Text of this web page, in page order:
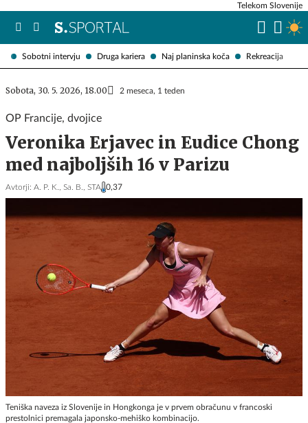
Sobotni intervju Druga kariera Naj planinska koča Rekreacija
Telekom Slovenije
Sobota, 30. 5. 2026, 18.00 2 meseca, 1 teden
OP Francije, dvojice
Veronika Erjavec in Eudice Chong
med najboljših 16 v Parizu
Avtorji: A. P. K., Sa. B., STA 0,37
Teniška naveza iz Slovenije in Hongkonga je v prvem obračunu v francoski
prestolnici premagala japonsko-mehiško kombinacijo.